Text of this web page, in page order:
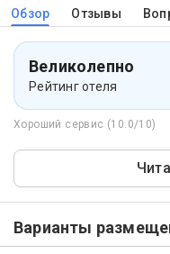
Обзор Отзывы
Великолепно
Рейтинг отеля
Хороший сервис (10.0/10)
Варианты